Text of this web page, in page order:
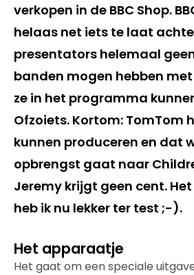
verkopen in de BBC Shop.
helaas net iets te laat
presentators helemaal
banden mogen hebben
ze in het programma
Ofzoiets. Kortom: TomTom
kunnen produceren en dat
opbrengst gaat naar
Jeremy krijgt geen cent.
heb ik nu lekker ter test ;-).
Het apparaatje
Het gaat om een speciale